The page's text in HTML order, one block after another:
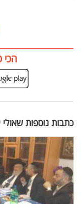
הכי
כתבות נוספות שאולי